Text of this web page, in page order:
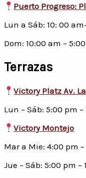
Puerto Progreso:
Lun a Sáb: 10: 00
Dom: 10:00 am –
Terrazas
Victory Platz Av.
Lun – Sáb: 5:00 pm –
Victory Montejo
Mar a Mie: 4:00 pm –
Jue – Sáb: 5:00 pm –